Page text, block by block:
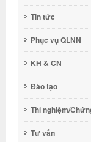
Tin tức
Phục vụ QLNN
KH & CN
Đào tạo
Thí nghiệm/
Tư vấn